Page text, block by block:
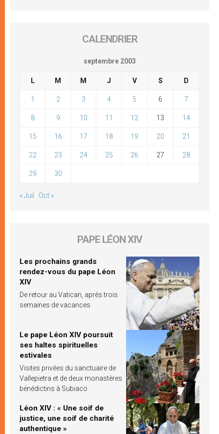
CALENDRIER
septembre 2003
L M M J V S D
1 2 3 4 5 6 7
8 9 10 11 12 13 14
15 16 17 18 19 20 21
22 23 24 25 26 27 28
29 30
« Juil Oct »
PAPE LÉON XIV
Les prochains grands
rendez-vous du pape Léon
XIV
De retour au Vatican, après trois
semaines de vacances
Le pape Léon XIV poursuit
ses haltes spirituelles
estivales
Visites privées du sanctuaire de
Vallepietra et de deux monastères
bénédictins à Subiaco
Léon XIV : « Une soif de
justice, une soif de charité
authentique »